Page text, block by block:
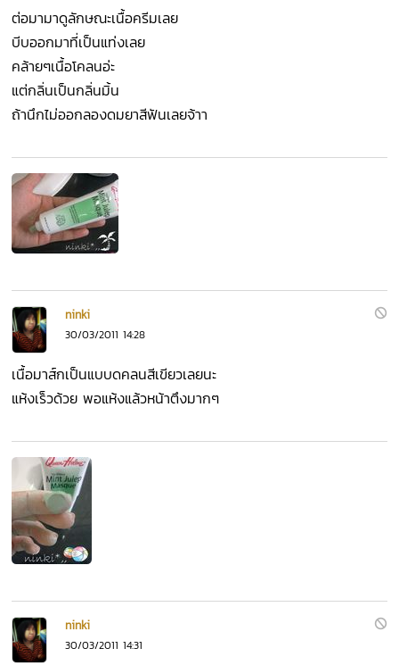
ต่อมามาดูลักษณะเนื้อครีมเลย
บีบออกมาที่เป็นแท่งเลย
คล้ายๆเนื้อโคลนอ่ะ
แต่กลิ่นเป็นกลิ่นมิ้น
ถ้านึกไม่ออกลองดมยาสีฟันเลยจ้าา
ninki
30/03/2011 14:28
เนื้อมาส์กเป็นแบบดคลนสีเขียวเลยนะ
แห้งเร็วด้วย พอแห้งแล้วหน้าตึงมากๆ
ninki
30/03/2011 14:31